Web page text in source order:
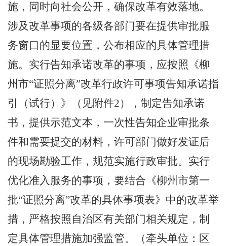
施，同时向社会公开，确保改革有效落地。
涉及改革事项的各级各部门要在提供审批服
务窗口的显要位置，公布相应的具体管理措
施。实行告知承诺改革的事项，应按照《柳
州市“证照分离”改革行政许可事项告知承诺指
引（试行）》（见附件2），制定告知承诺
书，提供示范文本，一次性告知企业审批条
件和需要提交的材料，许可部门做好发证后
的现场勘验工作，规范实施行政审批。实行
优化准入服务的事项，要结合《柳州市第一
批“证照分离”改革的具体事项表》中的改革举
措，严格按照自治区有关部门相关规定，制
定具体管理措施加强监管。
（牵头单位： 区